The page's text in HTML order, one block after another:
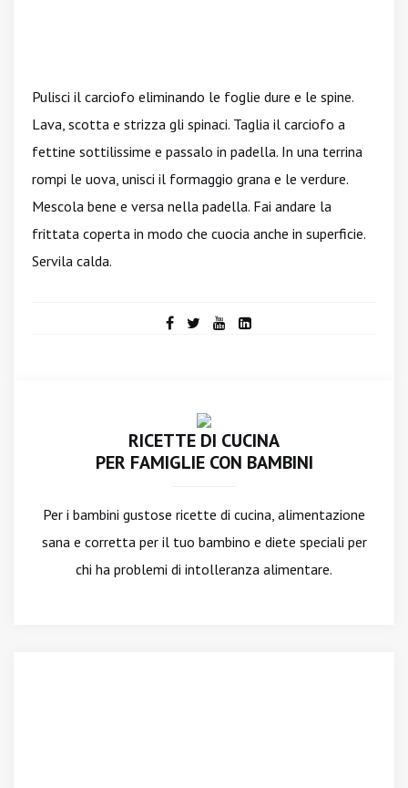
Pulisci il carciofo eliminando le foglie dure e le spine.
Lava, scotta e strizza gli spinaci. Taglia il carciofo a
fettine sottilissime e passalo in padella. In una terrina
rompi le uova, unisci il formaggio grana e le verdure.
Mescola bene e versa nella padella. Fai andare la
frittata coperta in modo che cuocia anche in superficie.
Servila calda.
RICETTE DI CUCINA
PER FAMIGLIE CON BAMBINI
Per i bambini gustose ricette di cucina, alimentazione
sana e corretta per il tuo bambino e diete speciali per
chi ha problemi di intolleranza alimentare.